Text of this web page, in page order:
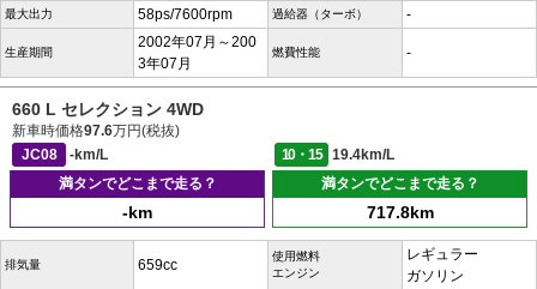
最大出力 58ps/7600rpm 過給器（ターボ） -
生産期間
2002年07月～200
3年07月
燃費性能 -
660 L セレクション 4WD
新車時価格97.6万円(税抜)
JC08
-km/L 10・15
19.4km/L
満タンでどこまで走る？
-km
満タンでどこまで走る？
717.8km
排気量 659cc
使用燃料
エンジン
レギュラー
ガソリン